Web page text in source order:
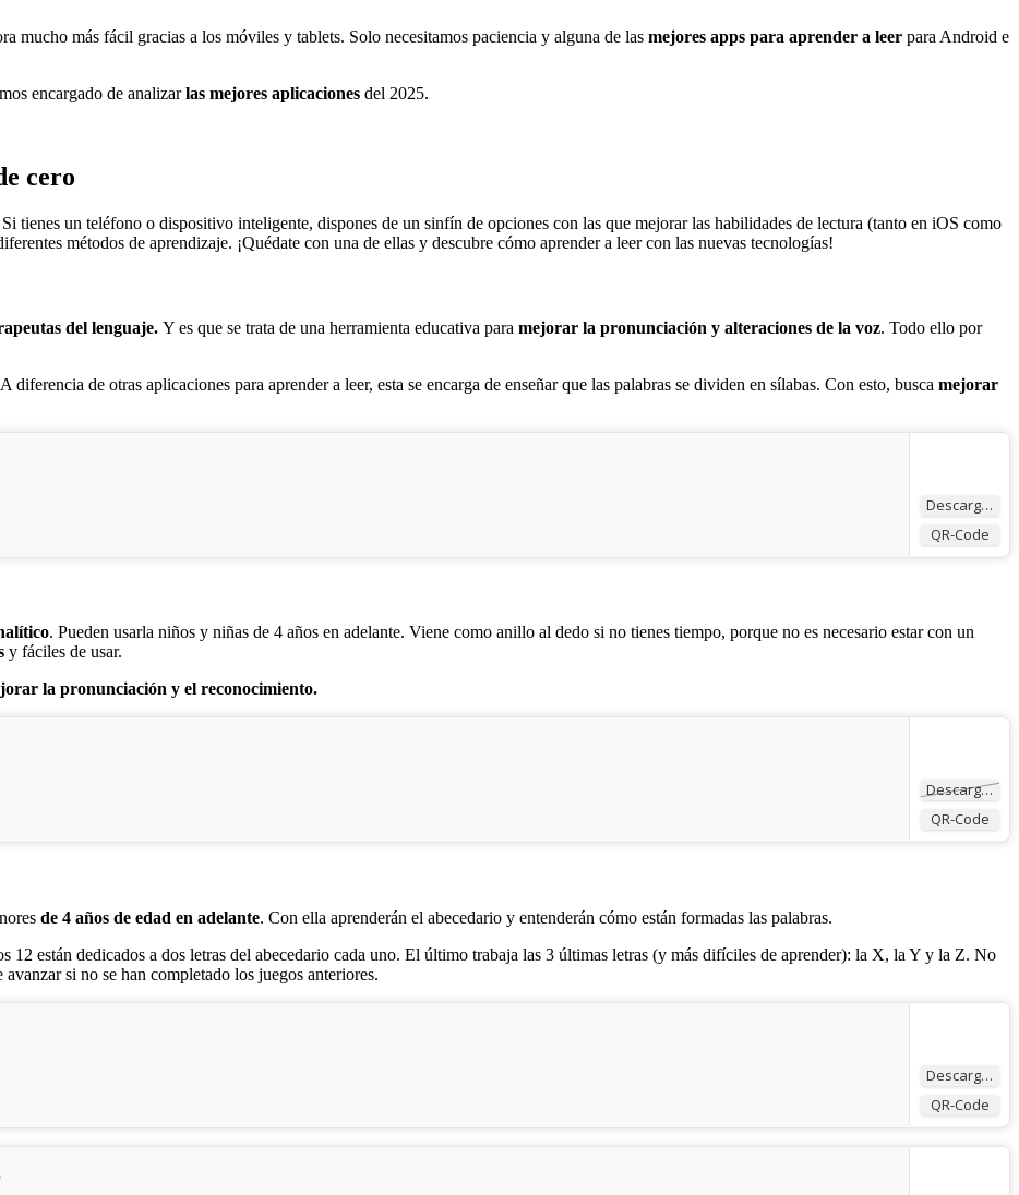
mucho más fácil gracias a los móviles y tablets. Solo necesitamos paciencia y alguna de las mejores apps para aprender a leer para Android e
encargado de analizarlas mejores aplicaciones del 2025.
cero
Si tienes un teléfono o dispositivo inteligente, dispones de un sinfín de opciones con las que mejorar las habilidades de lectura (tanto en iOS como
métodos de aprendizaje. ¡Quédate con una de ellas y descubre cómo aprender a leer con las nuevas tecnologías!
del lenguaje. Y es que se trata de una herramienta educativa para mejorar la pronunciación y alteraciones de la voz. Todo ello por
de otras aplicaciones para aprender a leer, esta se encarga de enseñar que las palabras se dividen en sílabas. Con esto, busca mejorar
Descargar
QR-Code
. Pueden usarla niños y niñas de 4 años en adelante. Viene como anillo al dedo si no tienes tiempo, porque no es necesario estar con un
y fáciles de usar.
la pronunciación y el reconocimiento.
Descargar
QR-Code
de 4 años de edad en adelante. Con ella aprenderán el abecedario y entenderán cómo están formadas las palabras.
12 están dedicados a dos letras del abecedario cada uno. El último trabaja las 3 últimas letras (y más difíciles de aprender): la X, la Y y la Z. No
si no se han completado los juegos anteriores.
Descargar
QR-Code